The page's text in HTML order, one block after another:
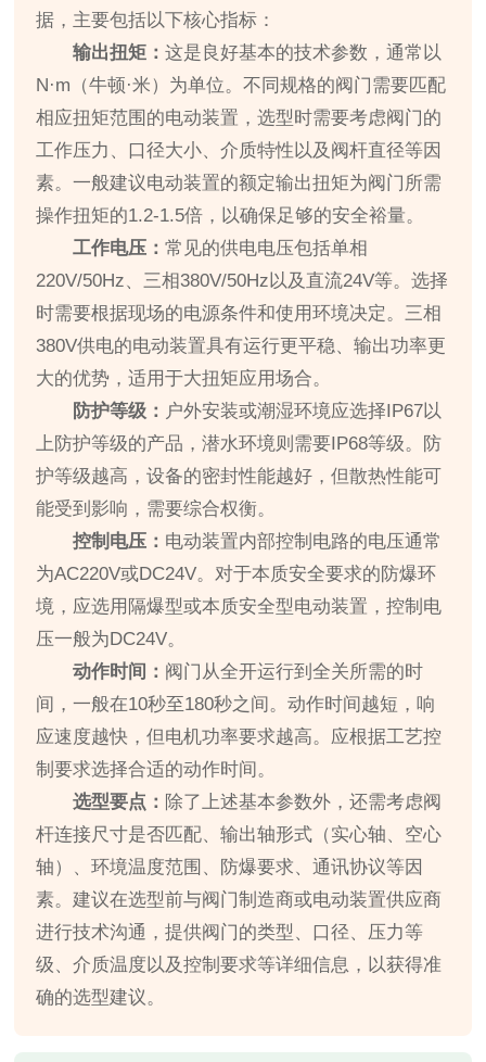
据，主要包括以下核心指标：
输出扭矩：这是良好基本的技术参数，通常以
N·m（牛顿·米）为单位。不同规格的阀门需要匹配
相应扭矩范围的电动装置，选型时需要考虑阀门的
工作压力、口径大小、介质特性以及阀杆直径等因
素。一般建议电动装置的额定输出扭矩为阀门所需
操作扭矩的1.2-1.5倍，以确保足够的安全裕量。
工作电压：常见的供电电压包括单相
220V/50Hz、三相380V/50Hz以及直流24V等。选择
时需要根据现场的电源条件和使用环境决定。三相
380V供电的电动装置具有运行更平稳、输出功率更
大的优势，适用于大扭矩应用场合。
防护等级： 户外安装或潮湿环境应选择IP67以
上防护等级的产品，潜水环境则需要IP68等级。防
护等级越高，设备的密封性能越好，但散热性能可
能受到影响，需要综合权衡。
控制电压： 电动装置内部控制电路的电压通常
为AC220V或DC24V。对于本质安全要求的防爆环
境，应选用隔爆型或本质安全型电动装置，控制电
压一般为DC24V。
动作时间： 阀门从全开运行到全关所需的时
间，一般在10秒至180秒之间。动作时间越短，响
应速度越快，但电机功率要求越高。应根据工艺控
制要求选择合适的动作时间。
选型要点： 除了上述基本参数外，还需考虑阀
杆连接尺寸是否匹配、输出轴形式（实心轴、空心
轴）、环境温度范围、防爆要求、通讯协议等因
素。建议在选型前与阀门制造商或电动装置供应商
进行技术沟通，提供阀门的类型、口径、压力等
级、介质温度以及控制要求等详细信息，以获得准
确的选型建议。